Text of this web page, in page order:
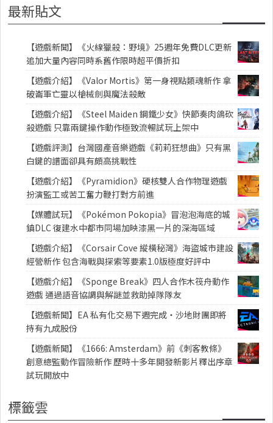
最新貼文
【遊戲新聞】《火線獵殺：野境》25週年免費DLC更新
追加大量內容同時系舊作限時超平價折扣
【遊戲介紹】《Valor Mortis》第一身視點類魂新作 拿
破崙軍亡靈以槍械劍與魔法殺敵
【遊戲介紹】《Steel Maiden 鋼鐵少女》快節奏肉鴿砍
殺遊戲 只靠兩鍵操作動作極致流暢試玩上架中
【遊戲評測】台灣國產音樂遊戲《莉莉狂想曲》只有黑
白鍵的譜面卻具有頗高挑戰性
【遊戲介紹】《Pyramidion》硬核雙人合作物理遊戲
扮演監工或苦工奮力鞭打對方前進
【媒體試玩】《Pokémon Pokopia》冒泡泡海底的城
鎮DLC 復建水中都市同場加映漆黑一片的深海區域
【遊戲介紹】《Corsair Cove 縱橫秘灣》海盜城市建設
經營新作 包含海戰與探索等要素1.0版極度好評中
【遊戲介紹】《Sponge Break》四人合作木筏舟動作
遊戲 通過語音協調與解謎並救助掉隊隊友
【遊戲新聞】EA 私有化交易下週完成・沙地財團即將
持有九成股份
【遊戲新聞】《1666: Amsterdam》前《刺客教條》
創意總監動作冒險新作 歷時十多年開發新影片釋出序章
試玩開放中
標籤雲